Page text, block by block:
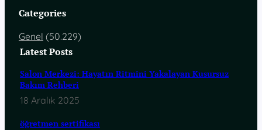
Categories
Genel (50.229)
Latest Posts
Salon Merkezi: Hayatın Ritmini Yakalayan Kusursuz
Bakım Rehberi
18 Aralık 2025
öğretmen sertifikası